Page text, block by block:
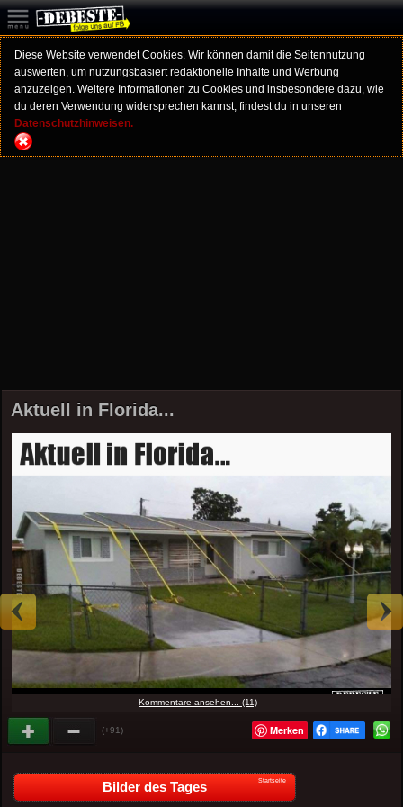
Diese Website verwendet Cookies. Wir können damit die Seitennutzung
auswerten, um nutzungsbasiert redaktionelle Inhalte und Werbung
anzuzeigen. Weitere Informationen zu Cookies und insbesondere dazu, wie
du deren Verwendung widersprechen kannst, findest du in unseren
Datenschutzhinweisen.
Aktuell in Florida...
Kommentare ansehen... (11)
(+91) Merken
Bilder des Tages Startseite